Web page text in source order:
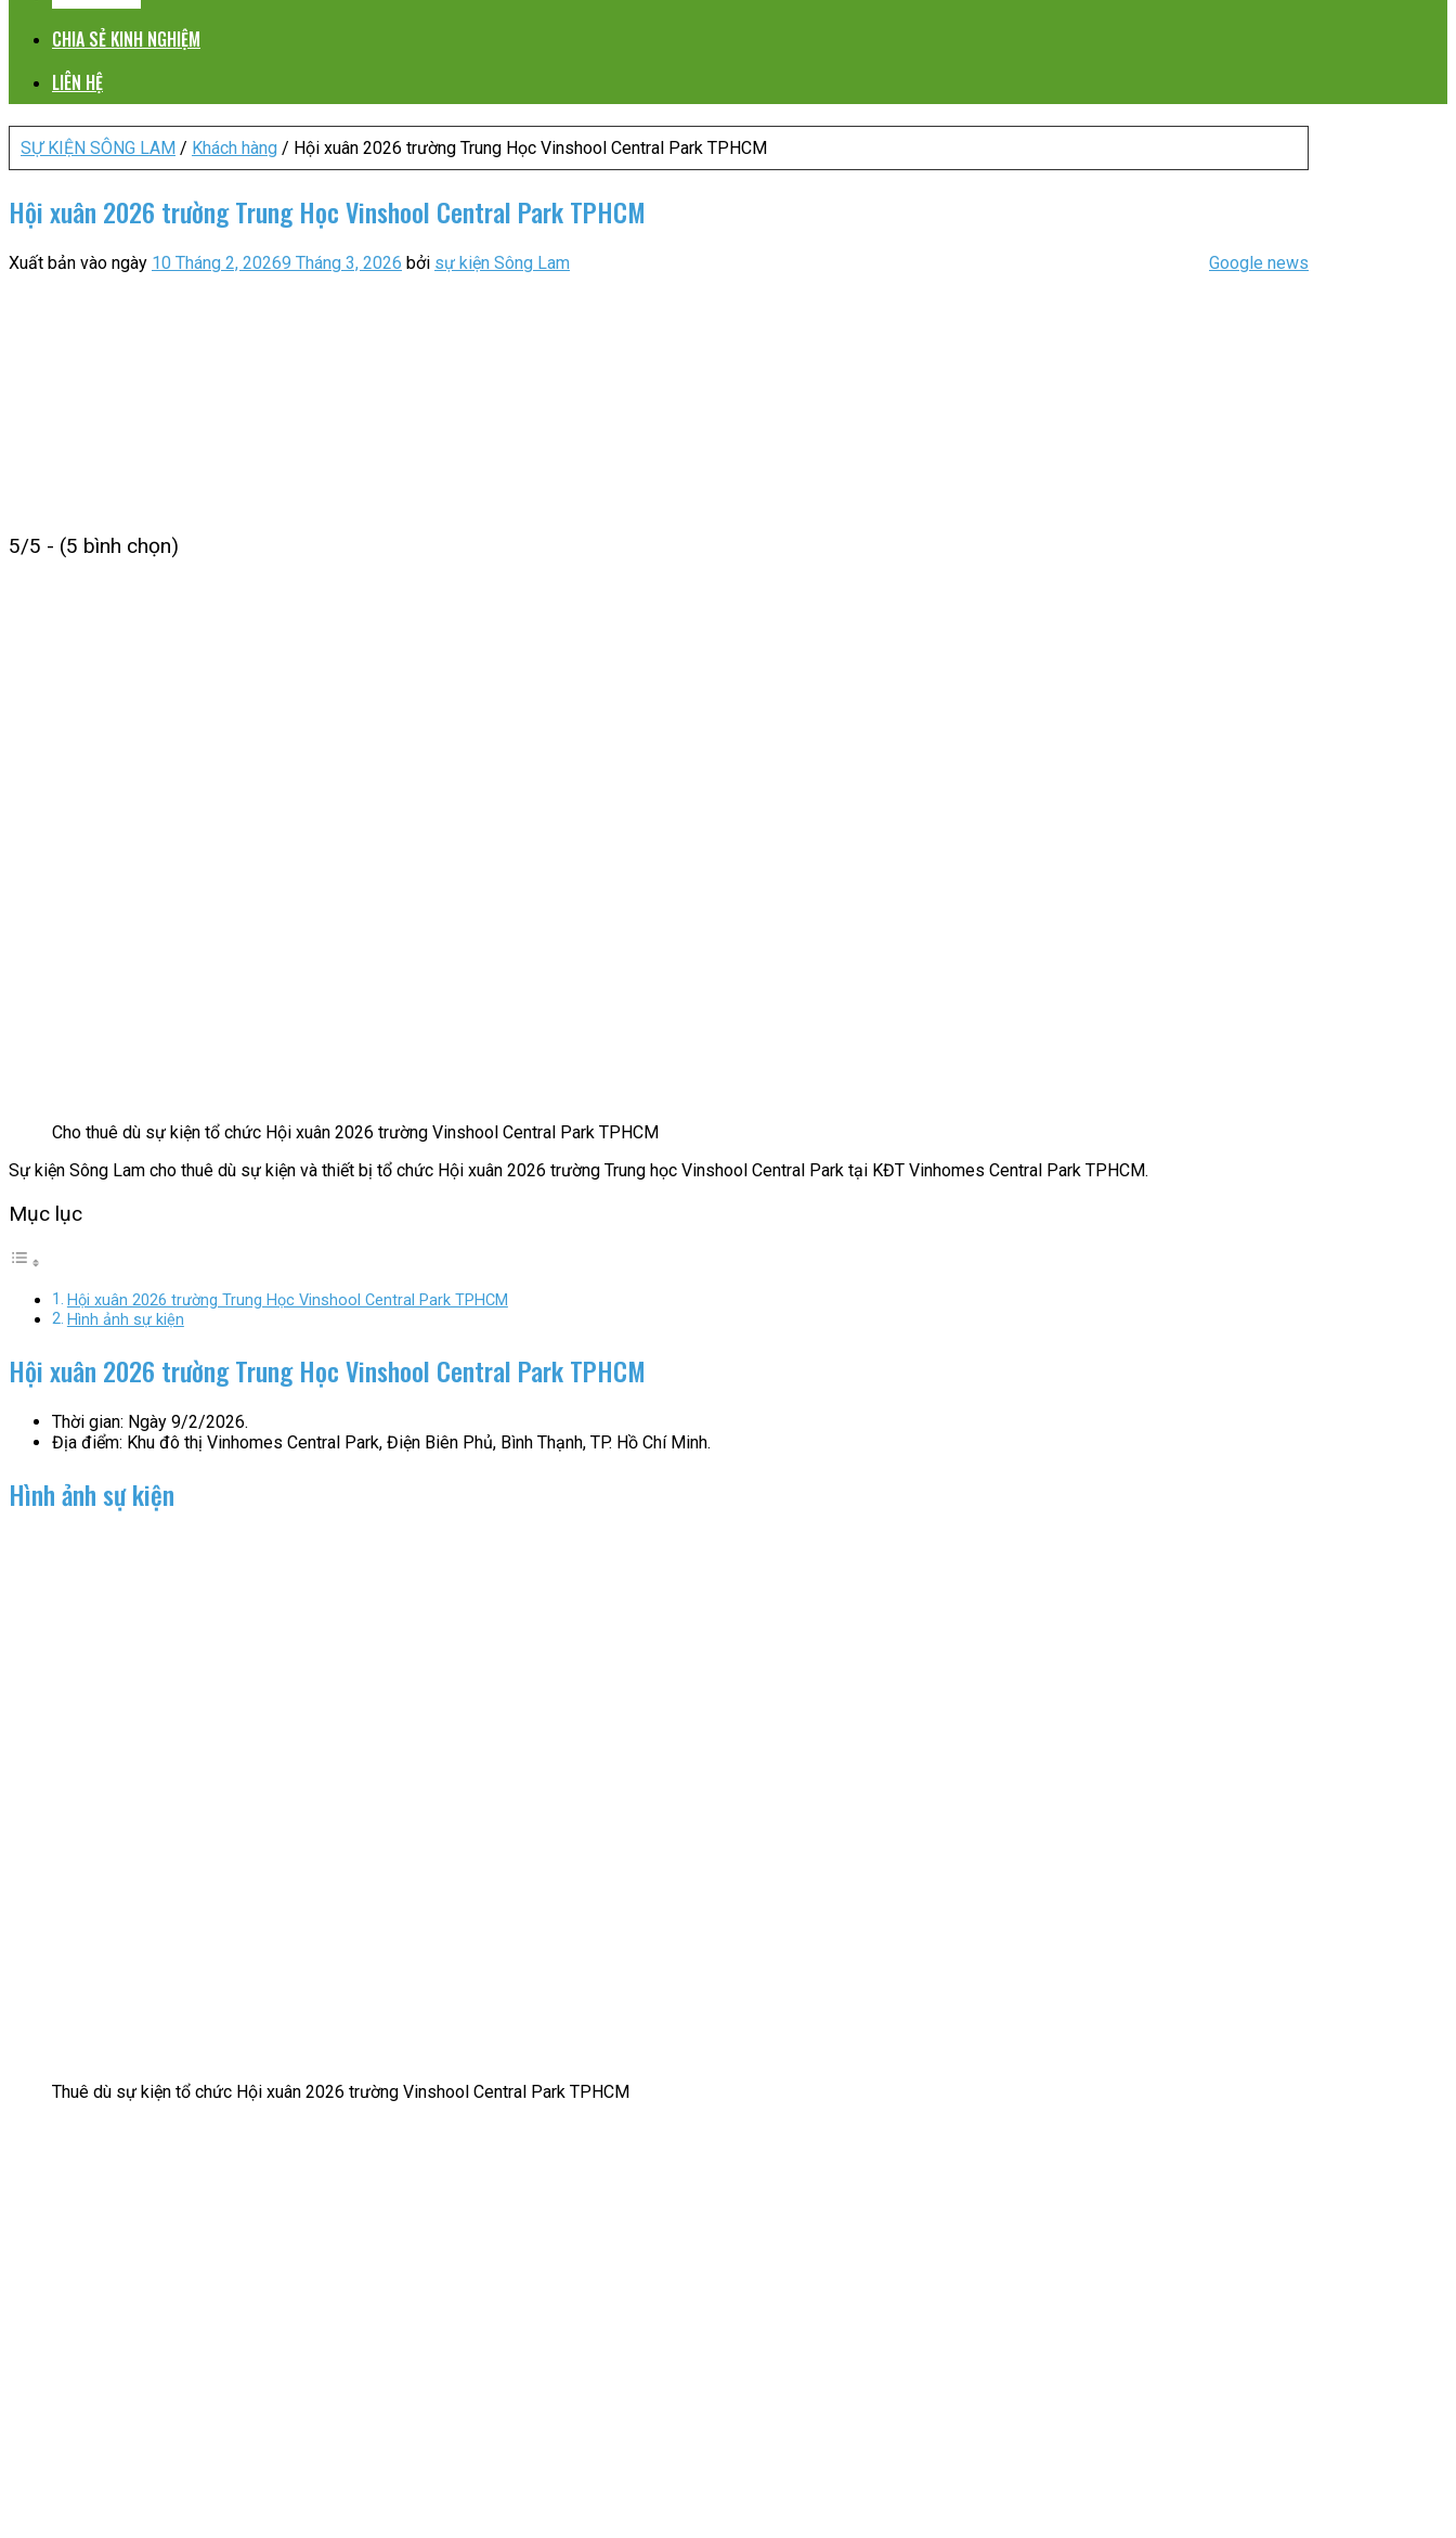
CHIA SẺ KINH NGHIỆM
LIÊN HỆ
SỰ KIỆN SÔNG LAM / Khách hàng / Hội xuân 2026 trường Trung Học Vinshool Central Park TPHCM
Hội xuân 2026 trường Trung Học Vinshool Central Park TPHCM
Xuất bản vào ngày 10 Tháng 2, 20269 Tháng 3, 2026 bởi sự kiện Sông Lam Google news
5/5 - (5 bình chọn)
Cho thuê dù sự kiện tổ chức Hội xuân 2026 trường Vinshool Central Park TPHCM
Sự kiện Sông Lam cho thuê dù sự kiện và thiết bị tổ chức Hội xuân 2026 trường Trung học Vinshool Central Park tại KĐT Vinhomes Central Park TPHCM.
Mục lục
Hội xuân 2026 trường Trung Học Vinshool Central Park TPHCM
Hình ảnh sự kiện
Hội xuân 2026 trường Trung Học Vinshool Central Park TPHCM
Thời gian: Ngày 9/2/2026.
Địa điểm: Khu đô thị Vinhomes Central Park, Điện Biên Phủ, Bình Thạnh, TP. Hồ Chí Minh.
Hình ảnh sự kiện
Thuê dù sự kiện tổ chức Hội xuân 2026 trường Vinshool Central Park TPHCM